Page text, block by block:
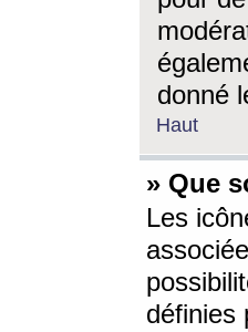
donné
Haut
» Que
Les
définies